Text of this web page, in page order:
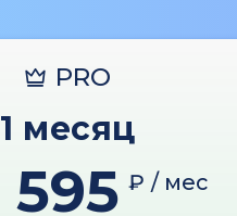
PRO
1 месяц
595 ₽ / мес